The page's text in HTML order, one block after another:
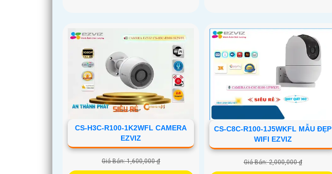
CS-H3C-R100-1K2WFL CAMERA
EZVIZ
Giá Bán: 1,600,000 ₫
CS-C8C-R100-1J5WKFL MẪU ĐẸP
WIFI EZVIZ
Giá Bán: 2,000,000 ₫